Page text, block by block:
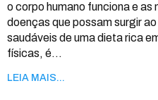
o corpo humano funciona e as
doenças que possam surgir
saudáveis de uma dieta rica
físicas, é…
LEIA MAIS...